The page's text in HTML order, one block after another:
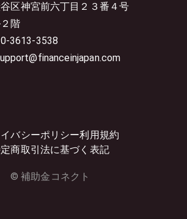
区神宮前六丁目２３番４号
階
3613-3538
バシーポリシー利用規約
商取引法に基づく表記
© 補助金コネクト